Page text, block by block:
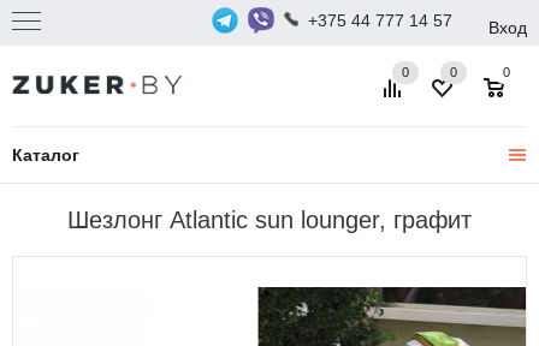
+375 44 777 14 57 Вход
Каталог
0 0
0
Шезлонг Atlantic sun lounger, графит